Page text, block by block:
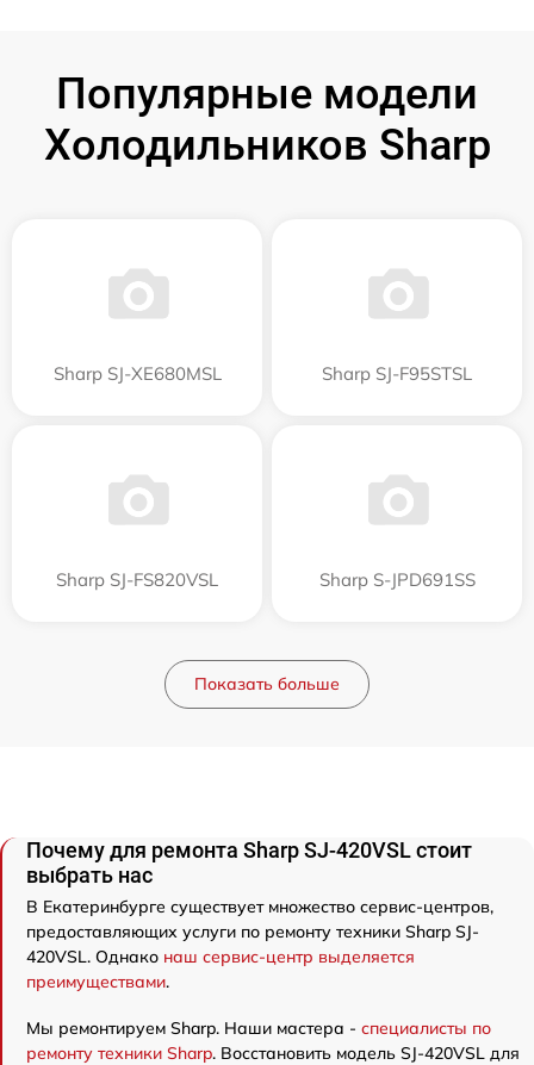
Популярные модели
Холодильников Sharp
Sharp SJ-XE680MSL Sharp SJ-F95STSL
Sharp SJ-FS820VSL Sharp S-JPD691SS
Показать больше
Почему для ремонта Sharp SJ-420VSL стоит
выбрать нас
В Екатеринбурге существует множество сервис-центров,
предоставляющих услуги по ремонту техники Sharp SJ-
420VSL. Однако наш сервис-центр выделяется
преимуществами.
Мы ремонтируем Sharp. Наши мастера - специалисты по
ремонту техники Sharp. Восстановить модель SJ-420VSL для